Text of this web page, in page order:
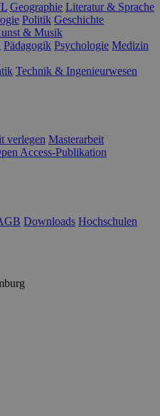
Geographie Literatur & Sprache
Politik Geschichte
& Musik
Pädagogik Psychologie Medizin
Technik & Ingenieurwesen
verlegen Masterarbeit
Access-Publikation
Downloads Hochschulen